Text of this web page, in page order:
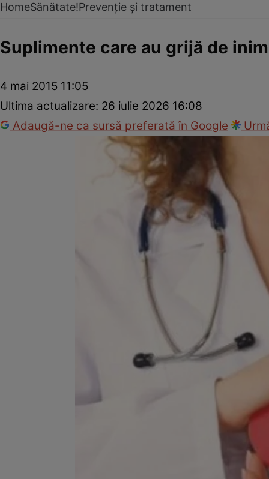
HomeSănătate!Prevenție și tratament
Suplimente care au grijă de
4 mai 2015 11:05
Ultima actualizare: 26 iulie 2026 16:08
Adaugă-ne ca sursă preferată în Google